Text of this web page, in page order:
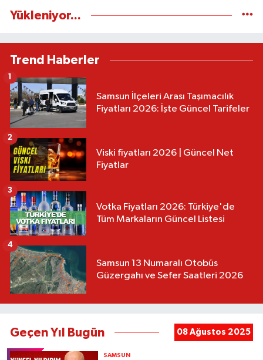
Yükleniyor...
Trend Haberler
Samsun İlçeleri Arası Taşımacılık
Fiyatları 2026: İşte Güncel Tarifeler
1
Viski fiyatları 2026 | Güncel Net
Fiyatlar
2
Votka Fiyatları 2026: Türkiye'de
Tüm Markaların Güncel Listesi
3
Samsun 13 Numaralı Otobüs
Güzergahı ve Sefer Saatleri 2026
4
Geçen Yıl Bugün 08 Ağustos 2025
SAMSUN